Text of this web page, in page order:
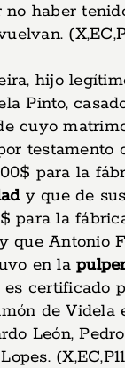
no haber
hijo
Pinto,
cuyo
testamento
para la
y que de
para la
que Antonio
en la
certificado
de Videla
León,